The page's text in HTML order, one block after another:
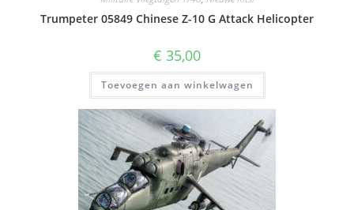
Trumpeter 05849 Chinese Z-10 G Attack Helicopter
€ 35,00
Toevoegen aan winkelwagen